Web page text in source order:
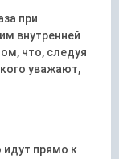
при
внутренней
что, следуя
уважают,
идут прямо к